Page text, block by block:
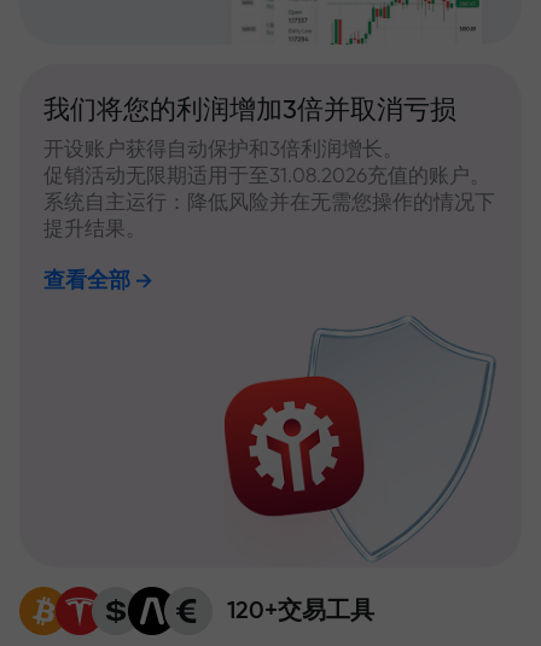
我们将您的利润增加3倍并取消亏损
开设账户获得自动保护和3倍利润增长。
促销活动无限期适用于至31.08.2026充值的账户。
系统自主运行：降低风险并在无需您操作的情况下
提升结果。
查看全部
120+交易工具